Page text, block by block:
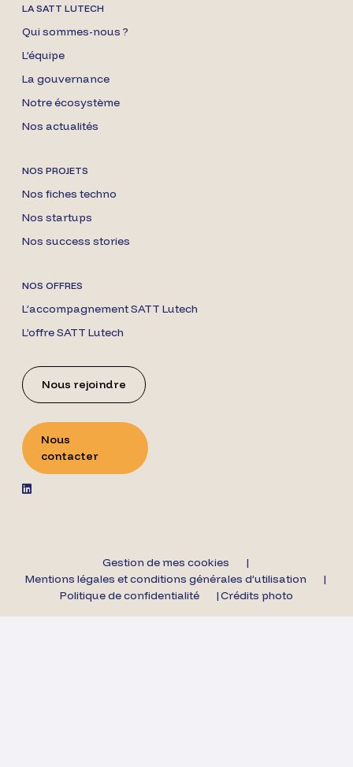
LA SATT LUTECH
Qui sommes-nous ?
L’équipe
La gouvernance
Notre écosystème
Nos actualités
NOS PROJETS
Nos fiches techno
Nos startups
Nos success stories
NOS OFFRES
L’accompagnement SATT Lutech
L’offre SATT Lutech
Nous
contacter
Nous rejoindre
Gestion de mes cookies
Mentions légales et conditions générales d’utilisation
Politique de confidentialité
Crédits photo